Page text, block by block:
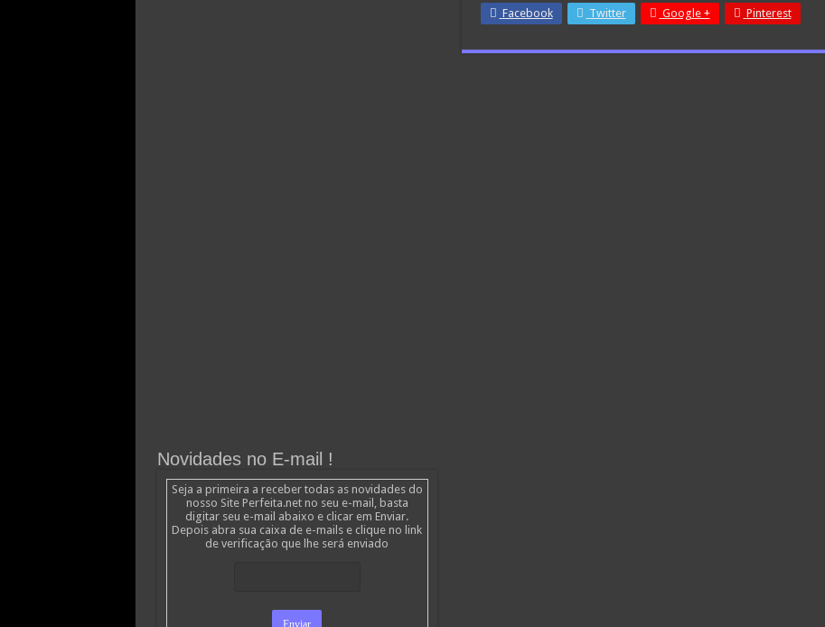
Facebook Twitter Google + Pinterest
Novidades no E-mail !
Seja a primeira a receber todas as novidades do
nosso Site Perfeita.net no seu e-mail, basta
digitar seu e-mail abaixo e clicar em Enviar.
Depois abra sua caixa de e-mails e clique no link
de verificação que lhe será enviado